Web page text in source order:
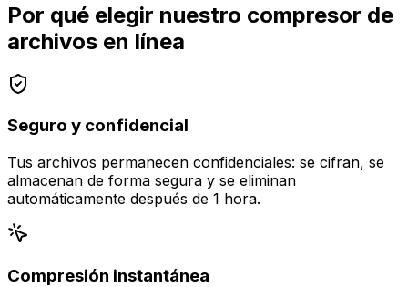
Por qué elegir nuestro compresor de
archivos en línea
Seguro y confidencial
Tus archivos permanecen confidenciales: se cifran, se
almacenan de forma segura y se eliminan
automáticamente después de 1 hora.
Compresión instantánea